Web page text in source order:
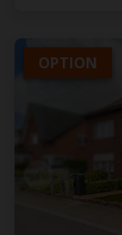
OPTION